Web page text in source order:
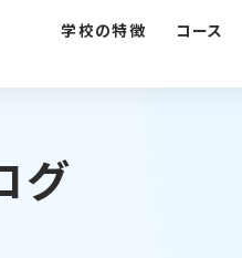
学校の特徴 コース
グ